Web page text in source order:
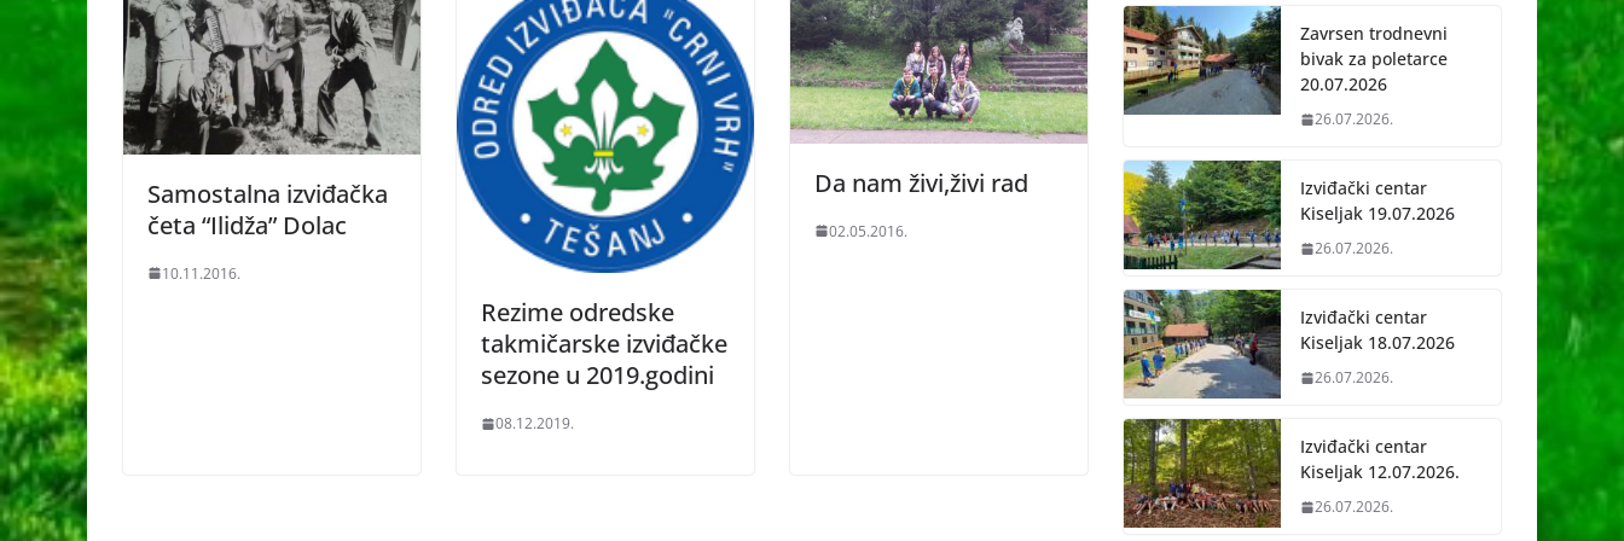
Samostalna izviđačka
četa “Ilidža” Dolac
10.11.2016.
Rezime odredske
takmičarske izviđačke
sezone u 2019.godini
08.12.2019.
Da nam živi,živi rad
02.05.2016.
Zavrsen trodnevni
bivak za poletarce
20.07.2026
26.07.2026.
Izviđački centar
Kiseljak 19.07.2026
26.07.2026.
Izviđački centar
Kiseljak 18.07.2026
26.07.2026.
Izviđački centar
Kiseljak 12.07.2026.
26.07.2026.